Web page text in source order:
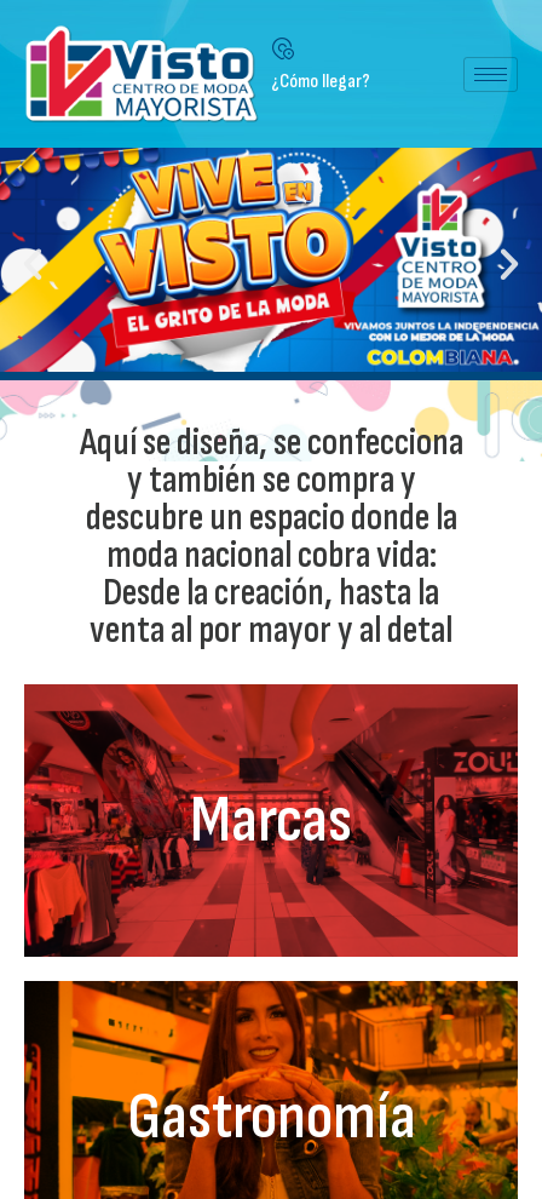
¿Cómo llegar?
Aquí se diseña, se confecciona
y también se compra y
descubre un espacio donde la
moda nacional cobra vida:
Desde la creación, hasta la
venta al por mayor y al detal
Marcas
Gastronomía